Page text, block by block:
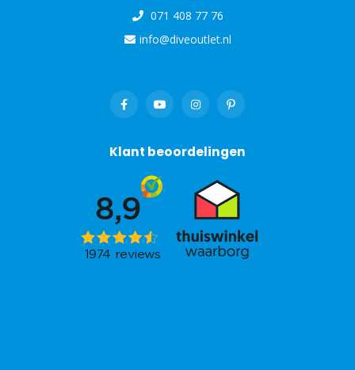
071 408 77 76
info@diveoutlet.nl
Klant beoordelingen